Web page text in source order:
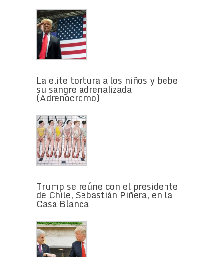
La elite tortura a los niños y bebe
su sangre adrenalizada
(Adrenocromo)
Trump se reúne con el presidente
de Chile, Sebastián Piñera, en la
Casa Blanca